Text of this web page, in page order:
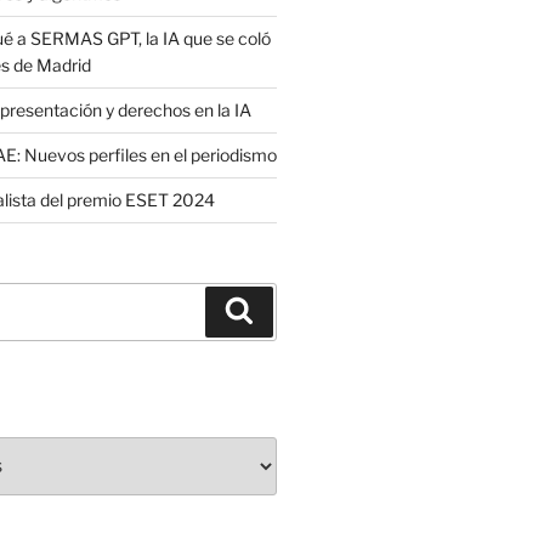
a SERMAS GPT, la IA que se coló
de Madrid
y derechos en la IA
Nuevos perfiles en el periodismo
del premio ESET 2024